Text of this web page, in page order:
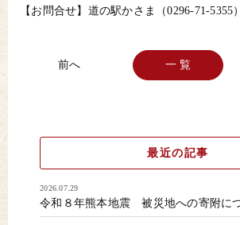
【お問合せ】道の駅かさま（0296-71-5355）
一 覧
最近の記事
2026.07.29
令和８年熊本地震 被災地への寄附に